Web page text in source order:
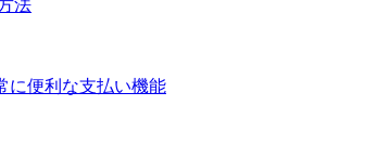
法
に便利な支払い機能